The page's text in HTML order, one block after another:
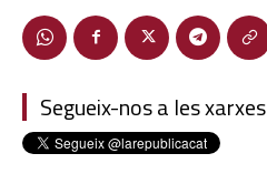
Segueix-nos a les xarxes